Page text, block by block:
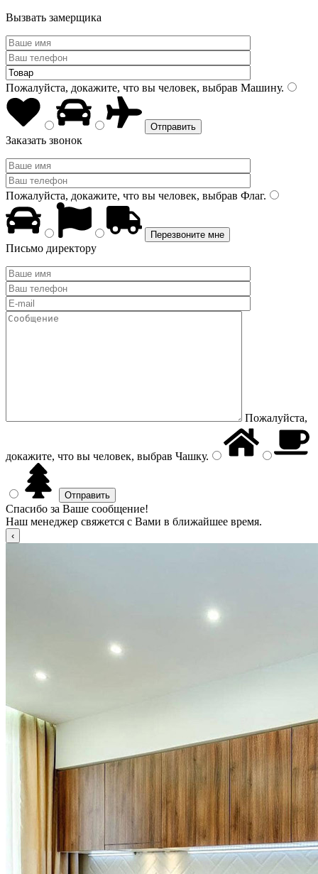
Вызвать замерщика
Пожалуйста, докажите, что вы человек, выбрав Машину.
Заказать звонок
Пожалуйста, докажите, что вы человек, выбрав Флаг.
Письмо директору
Пожалуйста,
докажите, что вы человек, выбрав Чашку.
Спасибо за Ваше сообщение!
Наш менеджер свяжется с Вами в ближайшее время.